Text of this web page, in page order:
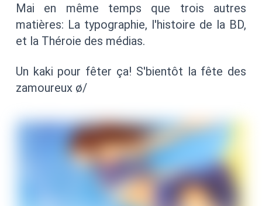
Mai en même temps que trois autres
matières: La typographie, l'histoire de la BD,
et la Théroie des médias.
Un kaki pour fêter ça! S'bientôt la fête des
zamoureux ø/